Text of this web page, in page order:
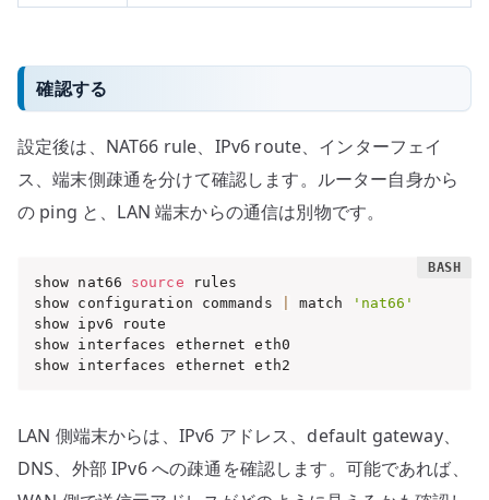
確認する
設定後は、NAT66 rule、IPv6 route、インターフェイ
ス、端末側疎通を分けて確認します。ルーター自身から
の ping と、LAN 端末からの通信は別物です。
show nat66 source rules
show configuration commands
match
'nat66'
show ipv6 route
show interfaces ethernet eth0
show interfaces ethernet eth2
LAN 側端末からは、IPv6 アドレス、default gateway、
DNS、外部 IPv6 への疎通を確認します。可能であれば、